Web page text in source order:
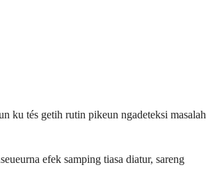
ku tés getih rutin pikeun ngadeteksi masalah
efek samping tiasa diatur, sareng